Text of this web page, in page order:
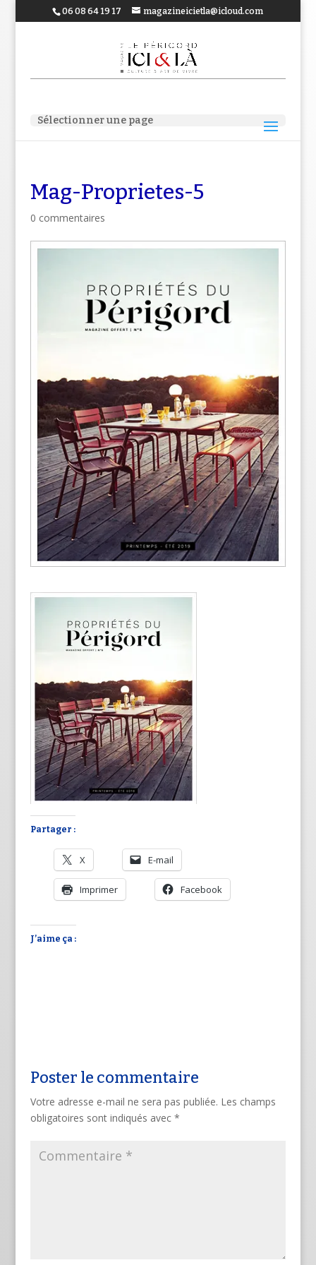
06 08 64 19 17 magazineicietla@icloud.com
Sélectionner une page
Mag-Proprietes-5
0 commentaires
Partager :
X E-mail
Imprimer Facebook
J’aime ça :
Poster le commentaire
Votre adresse e-mail ne sera pas publiée. Les champs
obligatoires sont indiqués avec *